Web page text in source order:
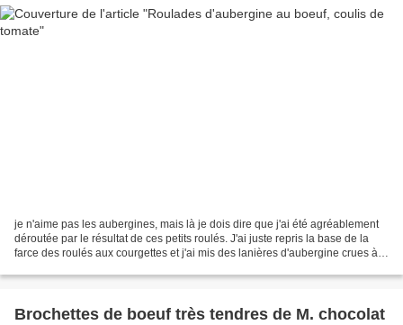
je n'aime pas les aubergines, mais là je dois dire que j'ai été agréablement
déroutée par le résultat de ces petits roulés. J'ai juste repris la base de la
farce des roulés aux courgettes et j'ai mis des lanières d'aubergine crues à
Brochettes de boeuf très tendres de M. chocolat